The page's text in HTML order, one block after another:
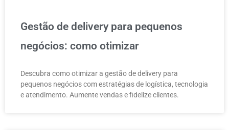
Gestão de delivery para pequenos
negócios: como otimizar
Descubra como otimizar a gestão de delivery para
pequenos negócios com estratégias de logística, tecnologia
e atendimento. Aumente vendas e fidelize clientes.